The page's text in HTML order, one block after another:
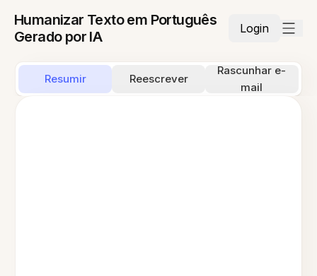
Humanizar Texto em Português
Gerado por IA
Login
Resumir Reescrever
Rascunhar e-
mail